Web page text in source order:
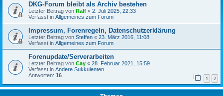
DKG-Forum bleibt als Archiv bestehen
Letzter Beitrag von Ralf « 2. Juli 2025, 22:33
Verfasst in Allgemeines zum Forum
Impressum, Forenregeln, Datenschutzerklärung
Letzter Beitrag von Steffen « 23. März 2016, 11:08
Verfasst in Allgemeines zum Forum
Forenupdate/Serverarbeiten
Letzter Beitrag von Cay « 28. Februar 2021, 15:59
Verfasst in Andere Sukkulenten
Antworten: 16 1 2